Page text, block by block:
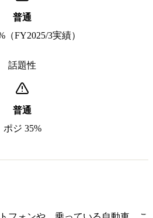
普通
（FY2025/3実績）
話題性
普通
ポジ 35%